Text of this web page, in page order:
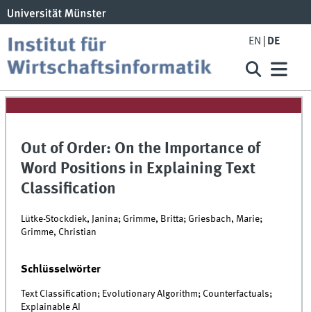
EN DE
Out of Order: On the Importance of
Word Positions in Explaining Text
Classification
Lütke-Stockdiek, Janina; Grimme, Britta; Griesbach, Marie;
Grimme, Christian
Schlüsselwörter
Text Classification; Evolutionary Algorithm; Counterfactuals;
Explainable AI